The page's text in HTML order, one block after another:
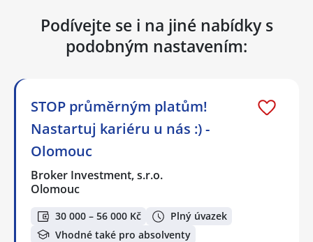
Podívejte se i na jiné nabídky s
podobným nastavením:
STOP průměrným platům!
Nastartuj kariéru u nás :) -
Olomouc
Broker Investment, s.r.o.
Olomouc
30 000 – 56 000 Kč
Plný úvazek
Vhodné také pro absolventy